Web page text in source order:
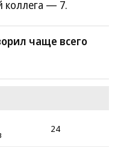
коллега — 7.
чаще всего
24